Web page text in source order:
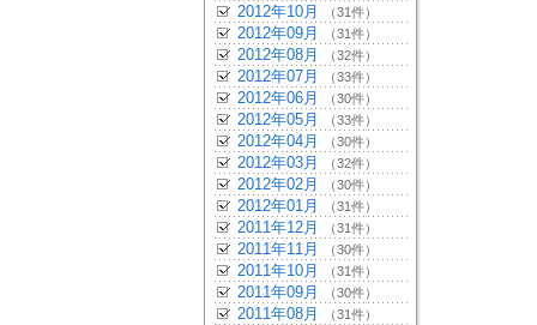
2012年10月 （31件）
2012年09月 （31件）
2012年08月 （32件）
2012年07月 （33件）
2012年06月 （30件）
2012年05月 （33件）
2012年04月 （30件）
2012年03月 （32件）
2012年02月 （30件）
2012年01月 （31件）
2011年12月 （31件）
2011年11月 （30件）
2011年10月 （31件）
2011年09月 （30件）
2011年08月 （31件）